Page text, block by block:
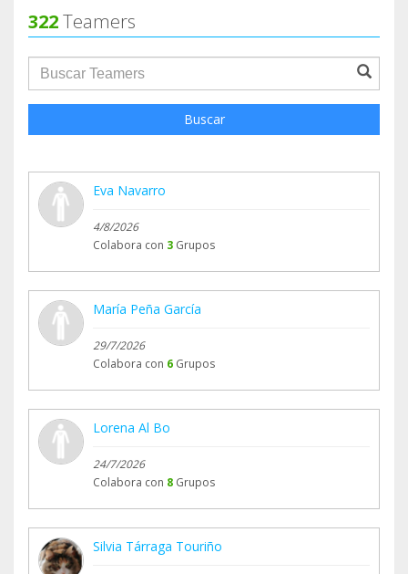
322Teamers
groupProfile.searchForm.search.text???
Buscar
Eva Navarro
4/8/2026
Colabora con 3 Grupos
María Peña García
29/7/2026
Colabora con 6 Grupos
Lorena Al Bo
24/7/2026
Colabora con 8 Grupos
Silvia Tárraga Touriño